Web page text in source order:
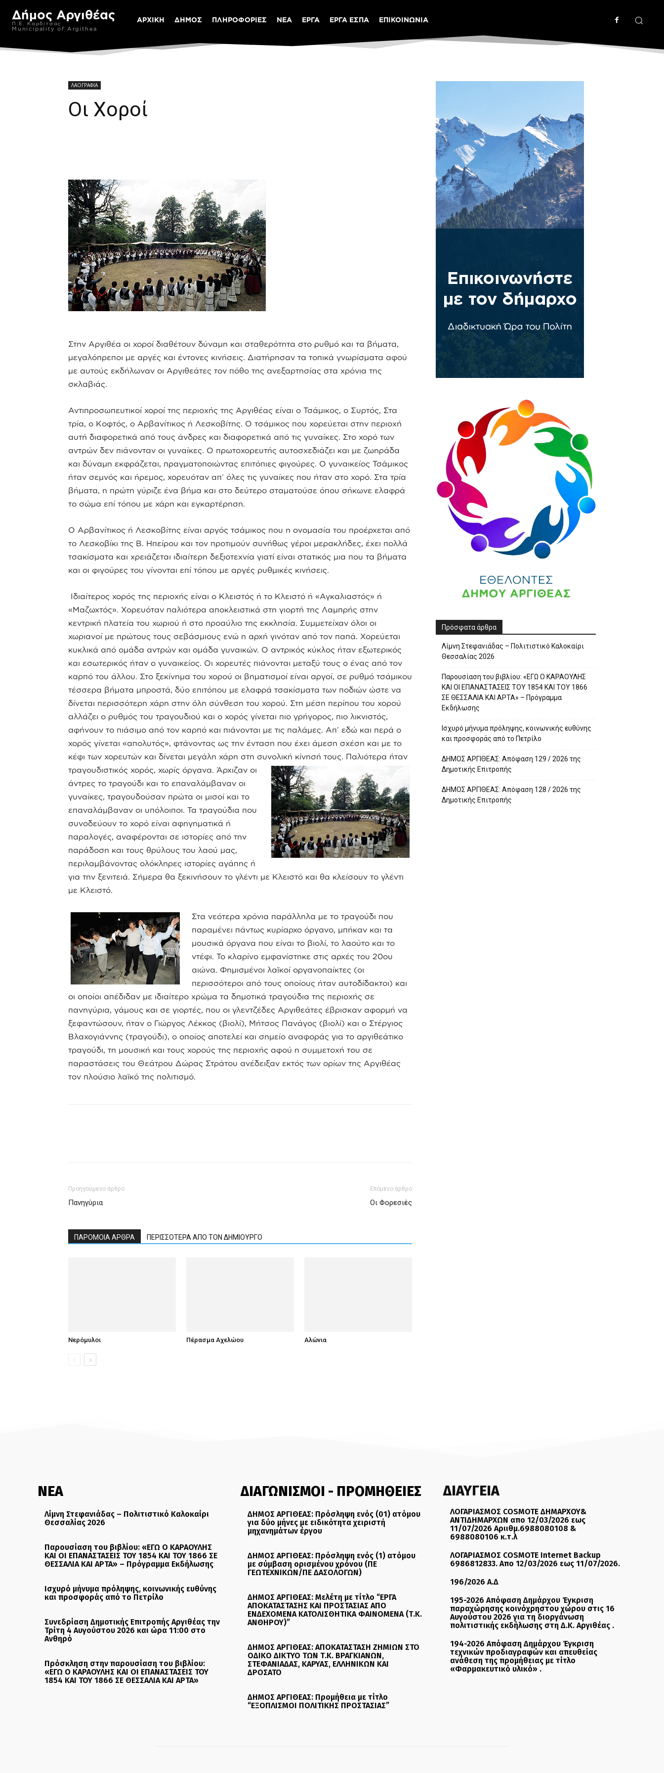
Δήμος Αργιθέας
Π.Ε. Καρδίτσας
Municipality of Argithea
ΑΡΧΙΚΗ ΔΗΜΟΣ ΠΛΗΡΟΦΟΡΙΕΣ ΝΕΑ ΕΡΓΑ ΕΡΓΑ ΕΣΠΑ ΕΠΙΚΟΙΝΩΝΙΑ
ΛΑΟΓΡΑΦΙΑ
Οι Χοροί
Στην Αργιθέα οι χοροί διαθέτουν δύναμη και σταθερότητα στο ρυθμό και τα βήματα,
μεγαλόπρεποι με αργές και έντονες κινήσεις. Διατήρησαν τα τοπικά γνωρίσματα αφού
με αυτούς εκδήλωναν οι Αργιθεάτες τον πόθο της ανεξαρτησίας στα χρόνια της
σκλαβιάς.
Αντιπροσωπευτικοί χοροί της περιοχής της Αργιθέας είναι ο Τσάμικος, ο Συρτός, Στα
τρία, ο Κοφτός, ο Αρβανίτικος ή Λεσκοβίτης. Ο τσάμικος που χορεύεται στην περιοχή
αυτή διαφορετικά από τους άνδρες και διαφορετικά από τις γυναίκες. Στο χορό των
αντρών δεν πιάνονταν οι γυναίκες. Ο πρωτοχορευτής αυτοσχεδιάζει και με ζωηράδα
και δύναμη εκφράζεται, πραγματοποιώντας επιτόπιες φιγούρες. Ο γυναικείος Τσάμικος
ήταν σεμνός και ήρεμος, χορευόταν απ’ όλες τις γυναίκες που ήταν στο χορό. Στα τρία
βήματα, η πρώτη γύριζε ένα βήμα και στο δεύτερο σταματούσε όπου σήκωνε ελαφρά
το σώμα επί τόπου με χάρη και εγκαρτέρηση.
Ο Αρβανίτικος ή Λεσκοβίτης είναι αργός τσάμικος που η ονομασία του προέρχεται από
το Λεσκοβίκι της Β. Ηπείρου και τον προτιμούν συνήθως γέροι μερακλήδες, έχει πολλά
τσακίσματα και χρειάζεται ιδιαίτερη δεξιοτεχνία γιατί είναι στατικός μια που τα βήματα
και οι φιγούρες του γίνονται επί τόπου με αργές ρυθμικές κινήσεις.
Ιδιαίτερος χορός της περιοχής είναι ο Κλειστός ή το Κλειστό ή «Αγκαλιαστός» ή
«Μαζωχτός». Χορευόταν παλιότερα αποκλειστικά στη γιορτή της Λαμπρής στην
κεντρική πλατεία του χωριού ή στο προαύλιο της εκκλησία. Συμμετείχαν όλοι οι
χωριανοί με πρώτους τους σεβάσμιους ενώ η αρχή γινόταν από τον παπά. Χορεύεται
κυκλικά από ομάδα αντρών και ομάδα γυναικών. Ο αντρικός κύκλος ήταν εξωτερικός
και εσωτερικός ήταν ο γυναικείος. Οι χορευτές πιάνονται μεταξύ τους ο ένας από τον
καρπό του άλλου. Στο ξεκίνημα του χορού οι βηματισμοί είναι αργοί, σε ρυθμό τσάμικου
τέσσερα βήματα μπροστά, δύο επιτόπου με ελαφρά τσακίσματα των ποδιών ώστε να
δίνεται περισσότερη χάρη στην όλη σύνθεση του χορού. Στη μέση περίπου του χορού
αλλάζει ο ρυθμός του τραγουδιού και ο χορός γίνεται πιο γρήγορος, πιο λικνιστός,
αφήνουν το πιάσιμο από τον καρπό και πιάνονται με τις παλάμες. Απ’ εδώ και περά ο
χορός γίνεται «απολυτός», φτάνοντας ως την ένταση που έχει άμεση σχέση και με το
κέφι των χορευτών και δίνεται μεγάλη χάρη στη συνολική κίνησή τους. Παλιότερα ήταν
τραγουδιστικός χορός, χωρίς όργανα. Άρχιζαν οι
άντρες το τραγούδι και το επαναλάμβαναν οι
γυναίκες, τραγουδούσαν πρώτα οι μισοί και το
επαναλάμβαναν οι υπόλοιποι. Τα τραγούδια που
συνοδεύουν το χορό είναι αφηγηματικά ή
παραλογές, αναφέρονται σε ιστορίες από την
παράδοση και τους θρύλους του λαού μας,
περιλαμβάνοντας ολόκληρες ιστορίες αγάπης ή
για την ξενιτειά. Σήμερα θα ξεκινήσουν το γλέντι με Κλειστό και θα κλείσουν το γλέντι
με Κλειστό.
Στα νεότερα χρόνια παράλληλα με το τραγούδι που
παραμένει πάντως κυρίαρχο όργανο, μπήκαν και τα
μουσικά όργανα που είναι το βιολί, το λαούτο και το
ντέφι. Το κλαρίνο εμφανίστηκε στις αρχές του 20ου
αιώνα. Φημισμένοι λαϊκοί οργανοπαίκτες (οι
περισσότεροι από τους οποίους ήταν αυτοδίδακτοι) και
οι οποίοι απέδιδαν με ιδιαίτερο χρώμα τα δημοτικά τραγούδια της περιοχής σε
πανηγύρια, γάμους και σε γιορτές, που οι γλεντζέδες Αργιθεάτες έβρισκαν αφορμή να
ξεφαντώσουν, ήταν ο Γιώργος Λέκκος (βιολί), Μήτσος Πανάγος (βιολί) και ο Στέργιος
Βλαχογιάννης (τραγούδι), ο οποίος αποτελεί και σημείο αναφοράς για το αργιθεάτικο
τραγούδι, τη μουσική και τους χορούς της περιοχής αφού η συμμετοχή του σε
παραστάσεις του Θεάτρου Δώρας Στράτου ανέδειξαν εκτός των ορίων της Αργιθέας
τον πλούσιο λαϊκό της πολιτισμό.
Προηγούμενο άρθρο
Πανηγύρια
Επόμενο άρθρο
Οι Φορεσιές
ΠΑΡΟΜΟΙΑ ΑΡΘΡΑ ΠΕΡΙΣΣΟΤΕΡΑ ΑΠΟ ΤΟΝ ΔΗΜΙΟΥΡΓΟ
Νερόμυλοι Πέρασμα Αχελώου Αλώνια
Πρόσφατα άρθρα
Λίμνη Στεφανιάδας – Πολιτιστικό Καλοκαίρι
Θεσσαλίας 2026
Παρουσίαση του βιβλίου: «ΕΓΩ Ο ΚΑΡΑΟΥΛΗΣ
ΚΑΙ ΟΙ ΕΠΑΝΑΣΤΑΣΕΙΣ ΤΟΥ 1854 ΚΑΙ ΤΟΥ 1866
ΣΕ ΘΕΣΣΑΛΙΑ ΚΑΙ ΑΡΤΑ» – Πρόγραμμα
Εκδήλωσης
Ισχυρό μήνυμα πρόληψης, κοινωνικής ευθύνης
και προσφοράς από το Πετρίλο
ΔΗΜΟΣ ΑΡΓΙΘΕΑΣ: Απόφαση 129 / 2026 της
Δημοτικής Επιτροπής
ΔΗΜΟΣ ΑΡΓΙΘΕΑΣ: Απόφαση 128 / 2026 της
Δημοτικής Επιτροπής
ΝΕΑ
Λίμνη Στεφανιάδας – Πολιτιστικό Καλοκαίρι
Θεσσαλίας 2026
Παρουσίαση του βιβλίου: «ΕΓΩ Ο ΚΑΡΑΟΥΛΗΣ
ΚΑΙ ΟΙ ΕΠΑΝΑΣΤΑΣΕΙΣ ΤΟΥ 1854 ΚΑΙ ΤΟΥ 1866 ΣΕ
ΘΕΣΣΑΛΙΑ ΚΑΙ ΑΡΤΑ» – Πρόγραμμα Εκδήλωσης
Ισχυρό μήνυμα πρόληψης, κοινωνικής ευθύνης
και προσφοράς από το Πετρίλο
Συνεδρίαση Δημοτικής Επιτροπής Αργιθέας την
Τρίτη 4 Αυγούστου 2026 και ώρα 11:00 στο
Ανθηρό
Πρόσκληση στην παρουσίαση του βιβλίου:
«ΕΓΩ Ο ΚΑΡΑΟΥΛΗΣ ΚΑΙ ΟΙ ΕΠΑΝΑΣΤΑΣΕΙΣ ΤΟΥ
1854 ΚΑΙ ΤΟΥ 1866 ΣΕ ΘΕΣΣΑΛΙΑ ΚΑΙ ΑΡΤΑ»
ΔΙΑΓΩΝΙΣΜΟΙ - ΠΡΟΜΗΘΕΙΕΣ
ΔΗΜΟΣ ΑΡΓΙΘΕΑΣ: Πρόσληψη ενός (01) ατόμου
για δύο μήνες με ειδικότητα χειριστή
μηχανημάτων έργου
ΔΗΜΟΣ ΑΡΓΙΘΕΑΣ: Πρόσληψη ενός (1) ατόμου
με σύμβαση ορισμένου χρόνου (ΠΕ
ΓΕΩΤΕΧΝΙΚΩΝ/ΠΕ ΔΑΣΟΛΟΓΩΝ)
ΔΗΜΟΣ ΑΡΓΙΘΕΑΣ: Μελέτη με τίτλο “ΕΡΓΑ
ΑΠΟΚΑΤΑΣΤΑΣΗΣ ΚΑΙ ΠΡΟΣΤΑΣΙΑΣ ΑΠΟ
ΕΝΔΕΧΟΜΕΝΑ ΚΑΤΟΛΙΣΘΗΤΙΚΑ ΦΑΙΝΟΜΕΝΑ (Τ.Κ.
ΑΝΘΗΡΟΥ)”
ΔΗΜΟΣ ΑΡΓΙΘΕΑΣ: ΑΠΟΚΑΤΑΣΤΑΣΗ ΖΗΜΙΩΝ ΣΤΟ
ΟΔΙΚΟ ΔΙΚΤΥΟ ΤΩΝ Τ.Κ. ΒΡΑΓΚΙΑΝΩΝ,
ΣΤΕΦΑΝΙΑΔΑΣ, ΚΑΡΥΑΣ, ΕΛΛΗΝΙΚΩΝ ΚΑΙ
ΔΡΟΣΑΤΟ
ΔΗΜΟΣ ΑΡΓΙΘΕΑΣ: Προμήθεια με τίτλο
“ΕΞΟΠΛΙΣΜΟΙ ΠΟΛΙΤΙΚΗΣ ΠΡΟΣΤΑΣΙΑΣ”
ΔΙΑΥΓΕΙΑ
ΛΟΓΑΡΙΑΣΜΟΣ COSMOTE ΔΗΜΑΡΧΟΥ&
ΑΝΤΙΔΗΜΑΡΧΩΝ απο 12/03/2026 εως
11/07/2026 Αριιθμ.6988080108 &
6988080106 κ.τ.λ
ΛΟΓΑΡΙΑΣΜΟΣ COSMOTE Internet Backup
6986812833. Απο 12/03/2026 εως 11/07/2026.
196/2026 Α.Δ
195-2026 Απόφαση Δημάρχου Έγκριση
παραχώρησης κοινόχρηστου χώρου στις 16
Αυγούστου 2026 για τη διοργάνωση
πολιτιστικής εκδήλωσης στη Δ.Κ. Αργιθέας .
194-2026 Απόφαση Δημάρχου Έγκριση
τεχνικών προδιαγραφών και απευθείας
ανάθεση της προμήθειας με τίτλο
«Φαρμακευτικό υλικό» .